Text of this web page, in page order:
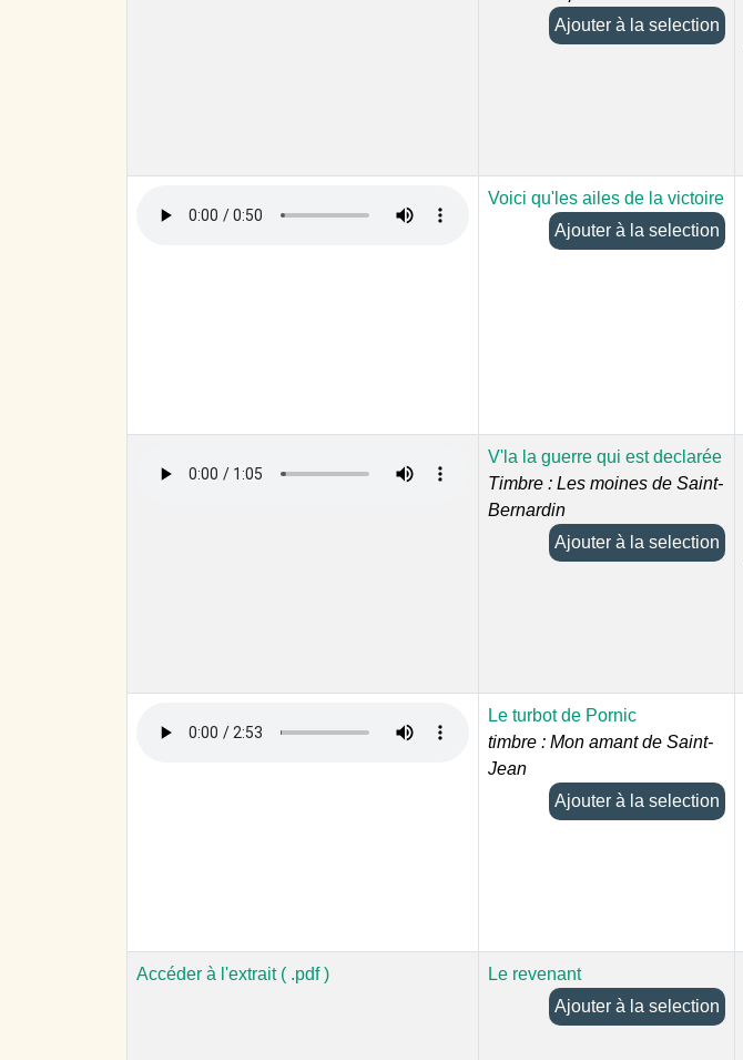
Ajouter à la selection
Voici qu'les ailes de la victoire
Ajouter à la selection
V'la la guerre qui est declarée
Timbre : Les moines de Saint-
Bernardin
Ajouter à la selection
Le turbot de Pornic
timbre : Mon amant de Saint-
Jean
Ajouter à la selection
Accéder à l'extrait ( .pdf )
Le revenant
Ajouter à la selection